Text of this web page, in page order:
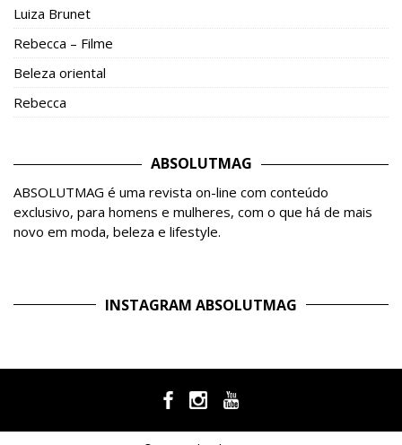
Luiza Brunet
Rebecca – Filme
Beleza oriental
Rebecca
ABSOLUTMAG
ABSOLUTMAG é uma revista on-line com conteúdo
exclusivo, para homens e mulheres, com o que há de mais
novo em moda, beleza e lifestyle.
INSTAGRAM ABSOLUTMAG